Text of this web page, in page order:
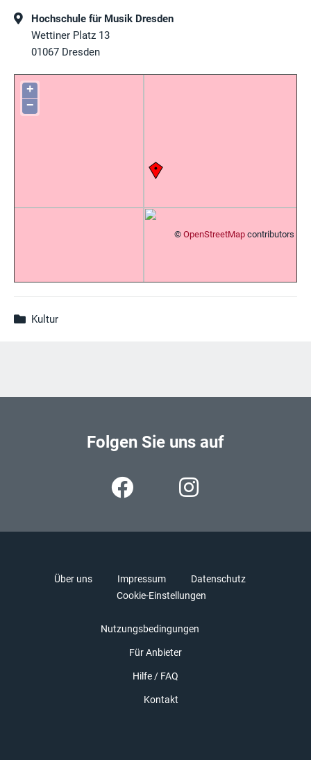
Hochschule für Musik Dresden
Wettiner Platz 13
01067 Dresden
+
−
© OpenStreetMap contributors
Kultur
Folgen Sie uns auf
Über uns Impressum
Datenschutz
Cookie-Einstellungen
Nutzungsbedingungen
Für Anbieter
Hilfe / FAQ
Kontakt